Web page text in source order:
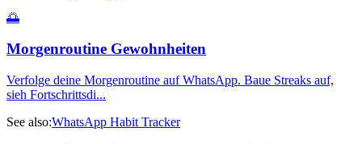
🌅
Morgenroutine Gewohnheiten
Verfolge deine Morgenroutine auf WhatsApp. Baue Streaks auf,
sieh Fortschrittsdi...
See also:WhatsApp Habit Tracker